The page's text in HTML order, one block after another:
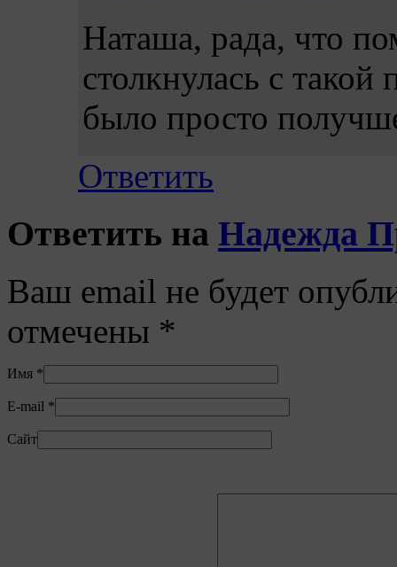
Наташа, рада, что
столкнулась с
было просто
Ответить
Ответить на Надежда
Ваш email не будет
отмечены *
Имя *
E-mail *
Сайт